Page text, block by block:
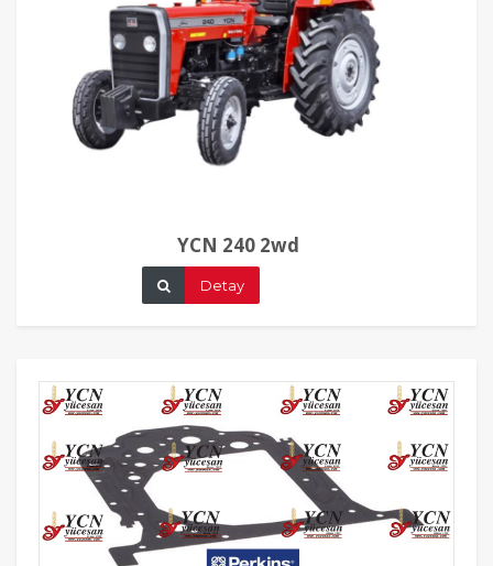
YCN 240 2wd
Detay